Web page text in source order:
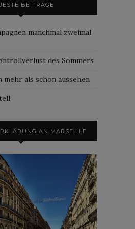
BEITRÄGE
manchmal zweimal
des Sommers
als schön aussehen
AN MARSEILLE